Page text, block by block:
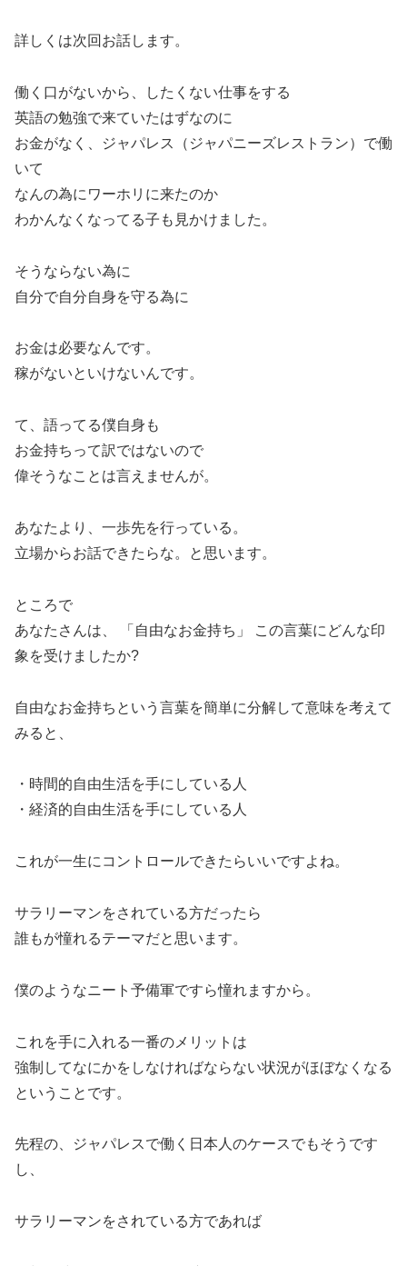
詳しくは次回お話します。
働く口がないから、したくない仕事をする
英語の勉強で来ていたはずなのに
お金がなく、ジャパレス（ジャパニーズレストラン）で働
いて
なんの為にワーホリに来たのか
わかんなくなってる子も見かけました。
そうならない為に
自分で自分自身を守る為に
お金は必要なんです。
稼がないといけないんです。
て、語ってる僕自身も
お金持ちって訳ではないので
偉そうなことは言えませんが。
あなたより、一歩先を行っている。
立場からお話できたらな。と思います。
ところで
あなたさんは、 「自由なお金持ち」 この言葉にどんな印
象を受けましたか?
自由なお金持ちという言葉を簡単に分解して意味を考えて
みると、
・時間的自由生活を手にしている人
・経済的自由生活を手にしている人
これが一生にコントロールできたらいいですよね。
サラリーマンをされている方だったら
誰もが憧れるテーマだと思います。
僕のようなニート予備軍ですら憧れますから。
これを手に入れる一番のメリットは
強制してなにかをしなければならない状況がほぼなくなる
ということです。
先程の、ジャパレスで働く日本人のケースでもそうです
し、
サラリーマンをされている方であれば